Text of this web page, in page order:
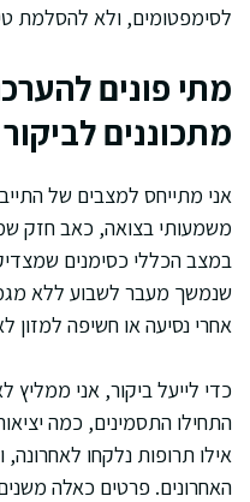
לסימפטומים, ולא להסלמת
מתי פונים
מתכוננים לביקור
אני מתייחס למצבים של
משמעותי בצואה, כאב חזק
במצב הכללי כסימנים
שנמשך מעבר לשבוע ללא
אחרי נסיעה או חשיפה למזון
כדי לייעל ביקור, אני
התחילו התסמינים, כמה
אילו תרופות נלקחו לאחרונה,
האחרונים. פרטים כאלה